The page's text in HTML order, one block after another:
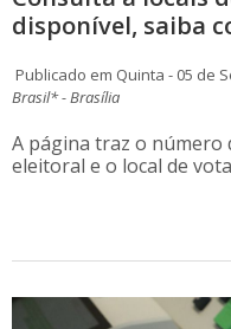
disponível, saiba
Publicado em Quinta - 05 de
Brasil* - Brasília
A página traz o número
eleitoral e o local de